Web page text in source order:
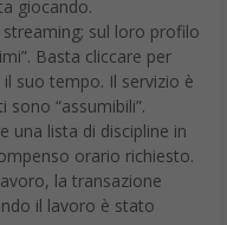
giocando.
sul loro profilo
Basta cliccare per
suo tempo. Il servizio è
“assumibili”.
una lista di discipline in
orario richiesto.
la transazione
il lavoro è stato